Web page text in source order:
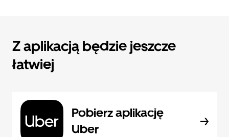
Z aplikacją będzie jeszcze
łatwiej
Pobierz aplikację
Uber